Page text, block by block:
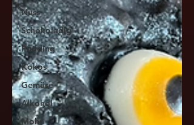
Nuss
Schokoladig
Pudding
Kokos
Gemüse
Alkohol
Mohn